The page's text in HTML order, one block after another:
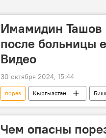
Имамидин Ташов
после больницы
Видео
30 октября 2024, 15:44
порез Кыргызстан
попытка
суицид
Чем опасны